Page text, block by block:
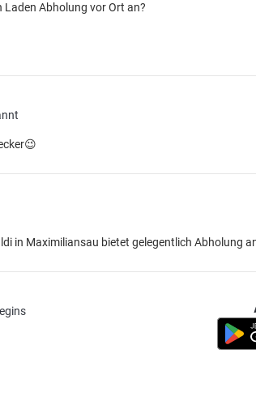
Laden Abholung vor Ort an?
in Maximiliansau bietet gelegentlich Abholung